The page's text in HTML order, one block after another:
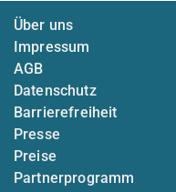
Über uns
Impressum
AGB
Datenschutz
Barrierefreiheit
Presse
Preise
Partnerprogramm